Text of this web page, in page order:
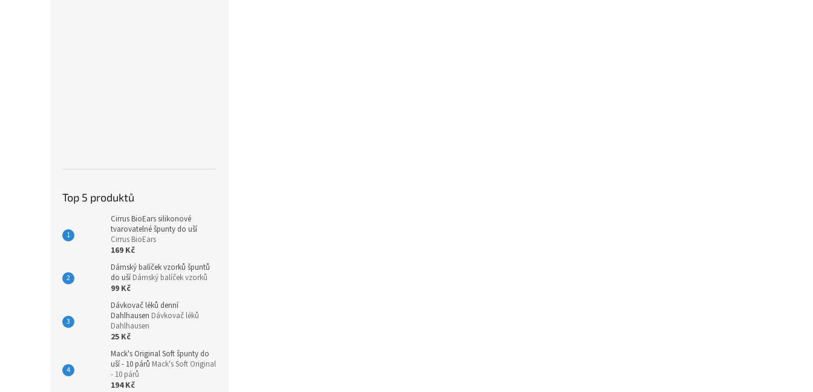
Top 5 produktů
Cirrus BioEars silikonové
tvarovatelné špunty do uší
Cirrus BioEars
169 Kč
Dámský balíček vzorků špuntů
do uší Dámský balíček vzorků
99 Kč
Dávkovač léků denní
Dahlhausen Dávkovač léků
Dahlhausen
25 Kč
Mack's Original Soft špunty do
uší - 10 párů Mack's Soft Original
- 10 párů
194 Kč